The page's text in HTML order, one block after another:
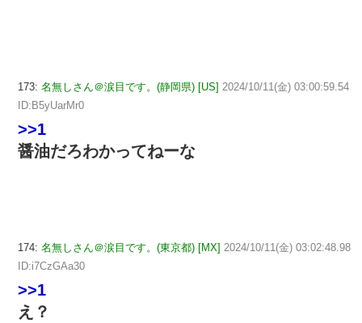
173: 名無しさん＠涙目です。(静岡県) [US] 2024/10/11(金) 03:00:59.54
ID:B5yUarMr0
>>1
醤油だろわかってねーな
174: 名無しさん＠涙目です。(東京都) [MX] 2024/10/11(金) 03:02:48.98
ID:i7CzGAa30
>>1
え？